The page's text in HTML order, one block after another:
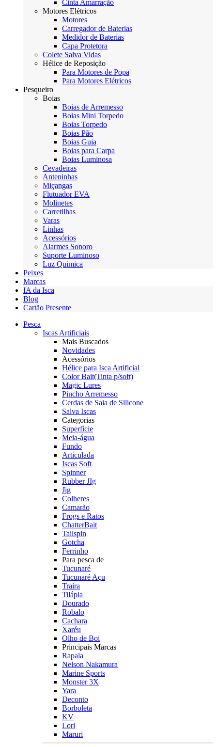
Cinta Amarração
Motores Elétricos
Motores
Carregador de Baterias
Medidor de Baterias
Capa Protetora
Colete Salva Vidas
Hélice de Reposição
Para Motores de Popa
Para Motores Elétricos
Pesqueiro
Boias
Boias de Arremesso
Boias Mini Torpedo
Boias Torpedo
Boias Pão
Boias Guia
Boias para Carpa
Boias Luminosa
Cevadeiras
Anteninhas
Miçangas
Flutuador EVA
Molinetes
Carretilhas
Varas
Linhas
Acessórios
Alarmes Sonoro
Suporte Luminoso
Luz Quimica
Peixes
Marcas
IA da Isca
Blog
Cartão Presente
Pesca
Iscas Artificiais
Mais Buscados
Novidades
Acessórios
Hélice para Isca Artificial
Color Bait(Tinta p/soft)
Magic Lures
Pincho Arremesso
Cerdas de Saia de Silicone
Salva Iscas
Categorias
Superfície
Meia-água
Fundo
Articulada
Iscas Soft
Spinner
Rubber JIg
Jig
Colheres
Camarão
Frogs e Ratos
ChatterBait
Tailspin
Gotcha
Ferrinho
Para pesca de
Tucunaré
Tucunaré Açu
Traíra
Tilápia
Dourado
Robalo
Cachara
Xaréu
Olho de Boi
Principais Marcas
Rapala
Nelson Nakamura
Marine Sports
Monster 3X
Yara
Deconto
Borboleta
KV
Lori
Maruri